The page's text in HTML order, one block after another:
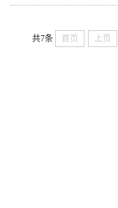
共7条 首页 上页